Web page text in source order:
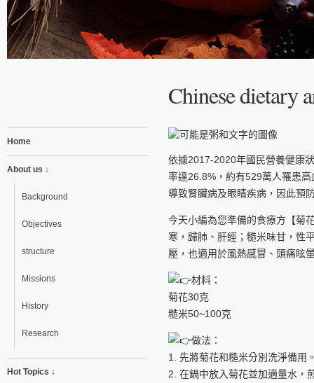
Chinese dietary
Home
About us ↓
Background
Objectives
structure
Missions
History
Research
Hot Topics ↓
依據2017-2020年國民營養健康
率達26.8%，約有529萬人罹患
導致腎臟病及眼睛疾病，因此預
今天小編為您準備的食療方【菊
寒，歸肺、肝經；糙米味甘，性
壓，也適用於風熱感冒、頭痛眩
材料：
菊花30克
糙米50~100克
做法：
1. 先將菊花和糙米分別洗淨備用
2. 在鍋中放入菊花並加適量水，